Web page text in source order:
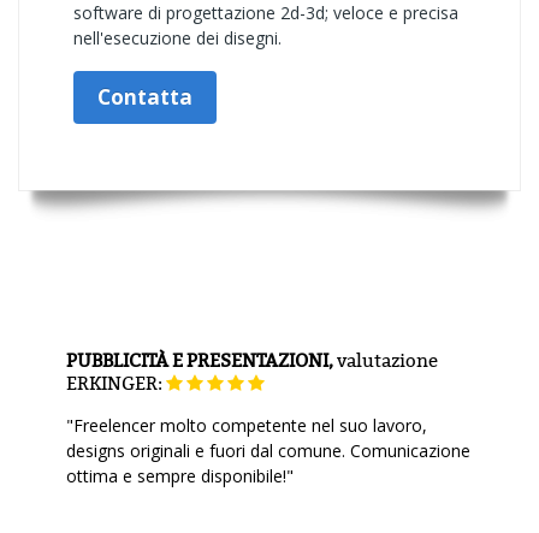
software di progettazione 2d-3d; veloce e precisa
nell'esecuzione dei disegni.
Contatta
PUBBLICITÀ E PRESENTAZIONI,valutazione
ERKINGER:
"Freelencer molto competente nel suo lavoro,
designs originali e fuori dal comune. Comunicazione
ottima e sempre disponibile!"